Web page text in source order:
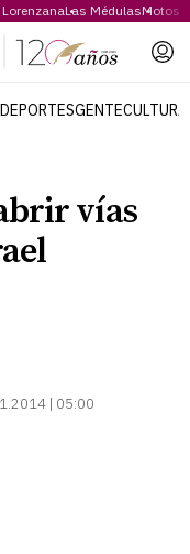
Las MédulasMotos
DEPORTESGENTECULTURA
vías
| 05:00